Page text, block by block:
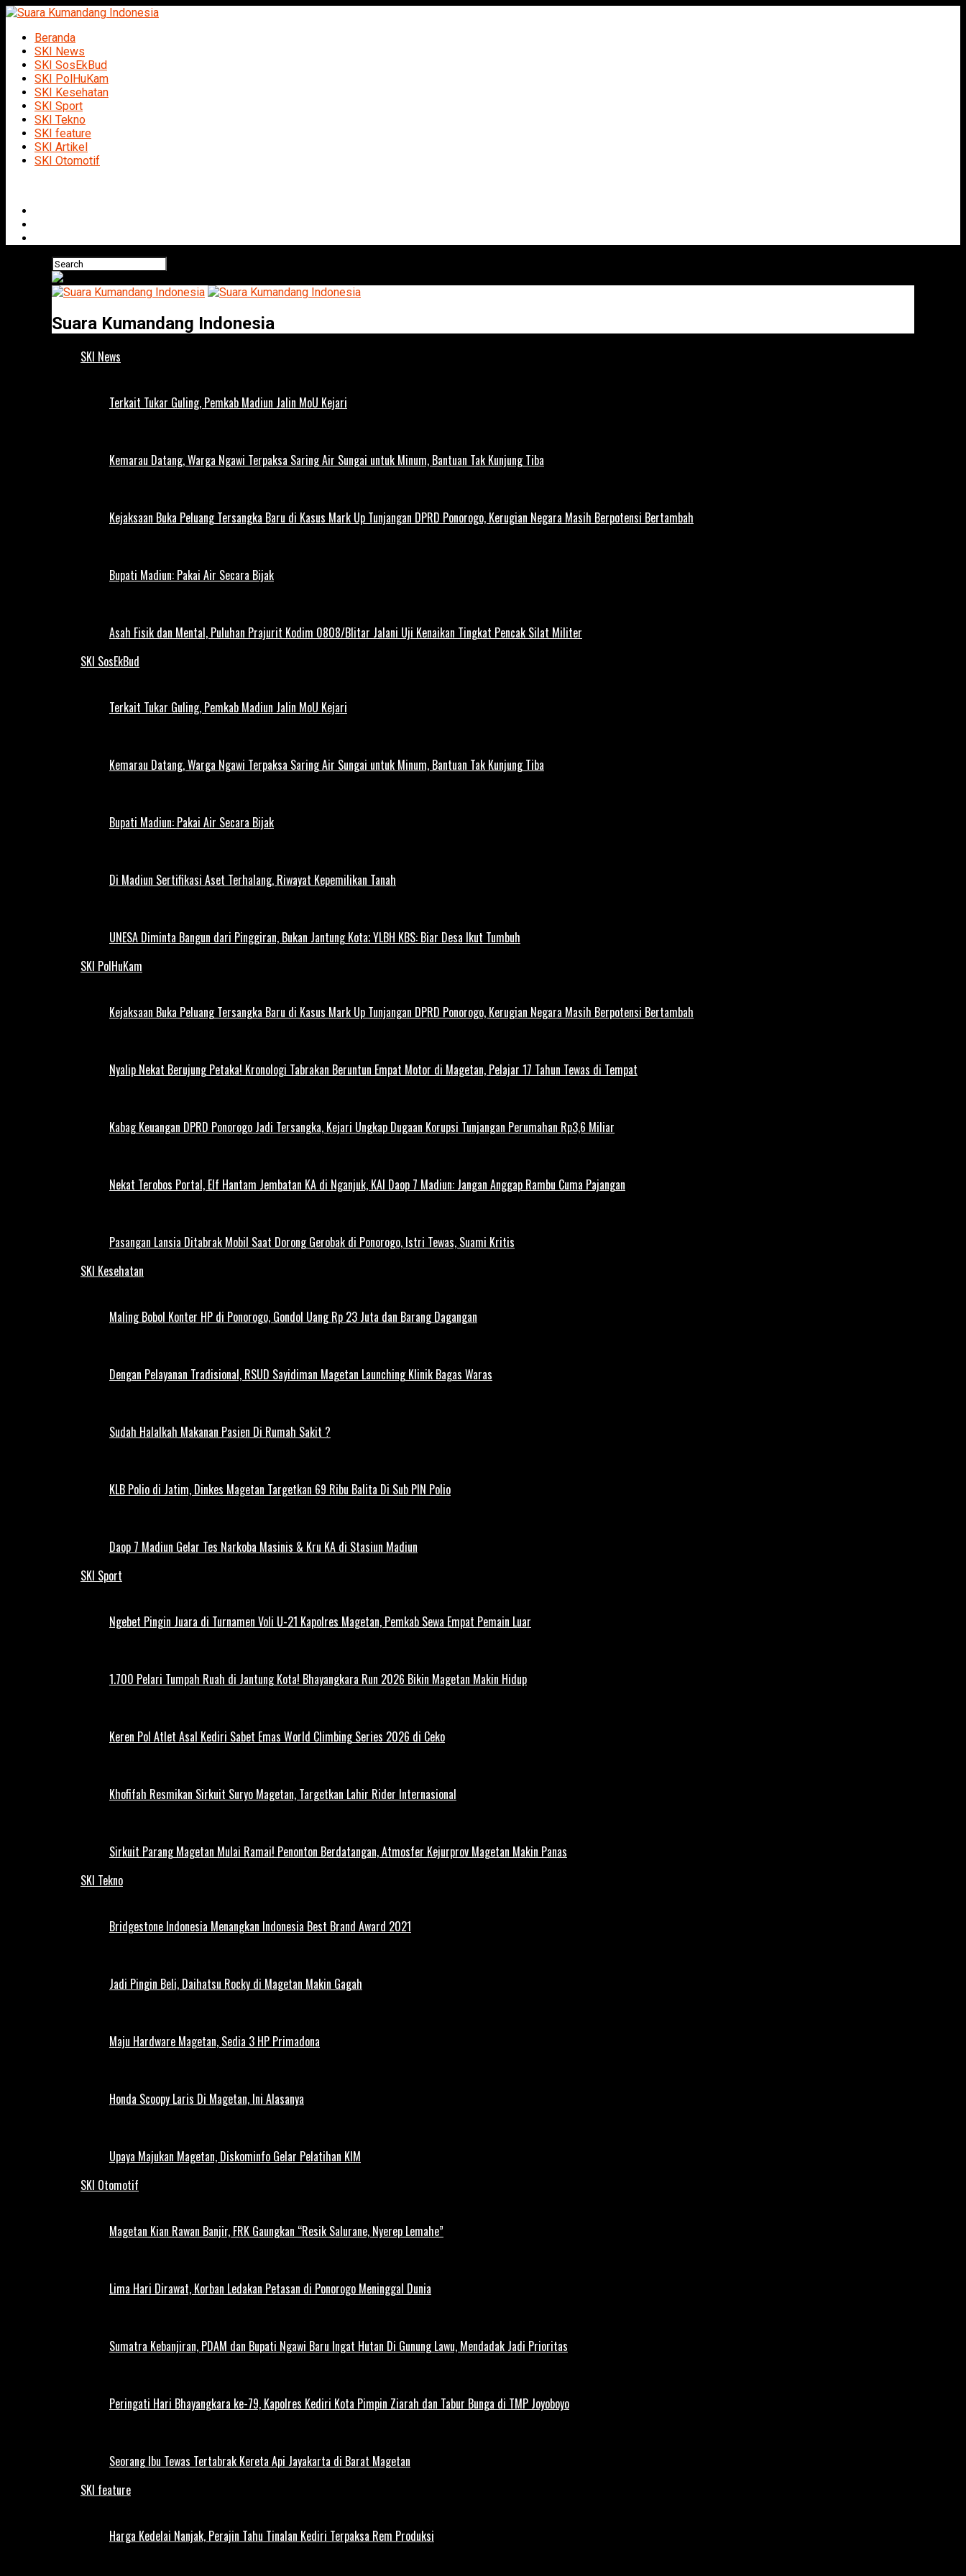
Beranda
SKI News
SKI SosEkBud
SKI PolHuKam
SKI Kesehatan
SKI Sport
SKI Tekno
SKI feature
SKI Artikel
SKI Otomotif
Suara Kumandang Indonesia
SKI News
Terkait Tukar Guling, Pemkab Madiun Jalin MoU Kejari
Kemarau Datang, Warga Ngawi Terpaksa Saring Air Sungai untuk Minum, Bantuan Tak Kunjung Tiba
Kejaksaan Buka Peluang Tersangka Baru di Kasus Mark Up Tunjangan DPRD Ponorogo, Kerugian Negara Masih Berpotensi Bertambah
Bupati Madiun: Pakai Air Secara Bijak
Asah Fisik dan Mental, Puluhan Prajurit Kodim 0808/Blitar Jalani Uji Kenaikan Tingkat Pencak Silat Militer
SKI SosEkBud
Terkait Tukar Guling, Pemkab Madiun Jalin MoU Kejari
Kemarau Datang, Warga Ngawi Terpaksa Saring Air Sungai untuk Minum, Bantuan Tak Kunjung Tiba
Bupati Madiun: Pakai Air Secara Bijak
Di Madiun Sertifikasi Aset Terhalang, Riwayat Kepemilikan Tanah
UNESA Diminta Bangun dari Pinggiran, Bukan Jantung Kota; YLBH KBS: Biar Desa Ikut Tumbuh
SKI PolHuKam
Kejaksaan Buka Peluang Tersangka Baru di Kasus Mark Up Tunjangan DPRD Ponorogo, Kerugian Negara Masih Berpotensi Bertambah
Nyalip Nekat Berujung Petaka! Kronologi Tabrakan Beruntun Empat Motor di Magetan, Pelajar 17 Tahun Tewas di Tempat
Kabag Keuangan DPRD Ponorogo Jadi Tersangka, Kejari Ungkap Dugaan Korupsi Tunjangan Perumahan Rp3,6 Miliar
Nekat Terobos Portal, Elf Hantam Jembatan KA di Nganjuk, KAI Daop 7 Madiun: Jangan Anggap Rambu Cuma Pajangan
Pasangan Lansia Ditabrak Mobil Saat Dorong Gerobak di Ponorogo, Istri Tewas, Suami Kritis
SKI Kesehatan
Maling Bobol Konter HP di Ponorogo, Gondol Uang Rp 23 Juta dan Barang Dagangan
Dengan Pelayanan Tradisional, RSUD Sayidiman Magetan Launching Klinik Bagas Waras
Sudah Halalkah Makanan Pasien Di Rumah Sakit ?
KLB Polio di Jatim, Dinkes Magetan Targetkan 69 Ribu Balita Di Sub PIN Polio
Daop 7 Madiun Gelar Tes Narkoba Masinis & Kru KA di Stasiun Madiun
SKI Sport
Ngebet Pingin Juara di Turnamen Voli U-21 Kapolres Magetan, Pemkab Sewa Empat Pemain Luar
1.700 Pelari Tumpah Ruah di Jantung Kota! Bhayangkara Run 2026 Bikin Magetan Makin Hidup
Keren Pol Atlet Asal Kediri Sabet Emas World Climbing Series 2026 di Ceko
Khofifah Resmikan Sirkuit Suryo Magetan, Targetkan Lahir Rider Internasional
Sirkuit Parang Magetan Mulai Ramai! Penonton Berdatangan, Atmosfer Kejurprov Magetan Makin Panas
SKI Tekno
Bridgestone Indonesia Menangkan Indonesia Best Brand Award 2021
Jadi Pingin Beli, Daihatsu Rocky di Magetan Makin Gagah
Maju Hardware Magetan, Sedia 3 HP Primadona
Honda Scoopy Laris Di Magetan, Ini Alasanya
Upaya Majukan Magetan, Diskominfo Gelar Pelatihan KIM
SKI Otomotif
Magetan Kian Rawan Banjir, FRK Gaungkan “Resik Salurane, Nyerep Lemahe”
Lima Hari Dirawat, Korban Ledakan Petasan di Ponorogo Meninggal Dunia
Sumatra Kebanjiran, PDAM dan Bupati Ngawi Baru Ingat Hutan Di Gunung Lawu, Mendadak Jadi Prioritas
Peringati Hari Bhayangkara ke-79, Kapolres Kediri Kota Pimpin Ziarah dan Tabur Bunga di TMP Joyoboyo
Seorang Ibu Tewas Tertabrak Kereta Api Jayakarta di Barat Magetan
SKI feature
Harga Kedelai Nanjak, Perajin Tahu Tinalan Kediri Terpaksa Rem Produksi